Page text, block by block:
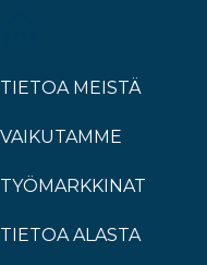
TIETOA MEISTÄ
VAIKUTAMME
TYÖMARKKINAT
TIETOA ALASTA